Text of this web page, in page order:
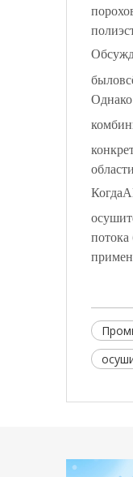
было
области
Когда